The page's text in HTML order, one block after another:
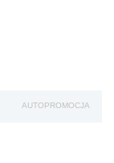
AUTOPROMOCJA